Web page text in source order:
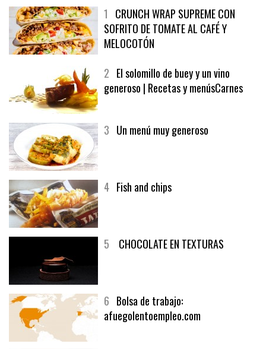
1CRUNCH WRAP SUPREME CON
SOFRITO DE TOMATE AL CAFÉ Y
MELOCOTÓN
2El solomillo de buey y un vino
6Bolsa de trabajo: